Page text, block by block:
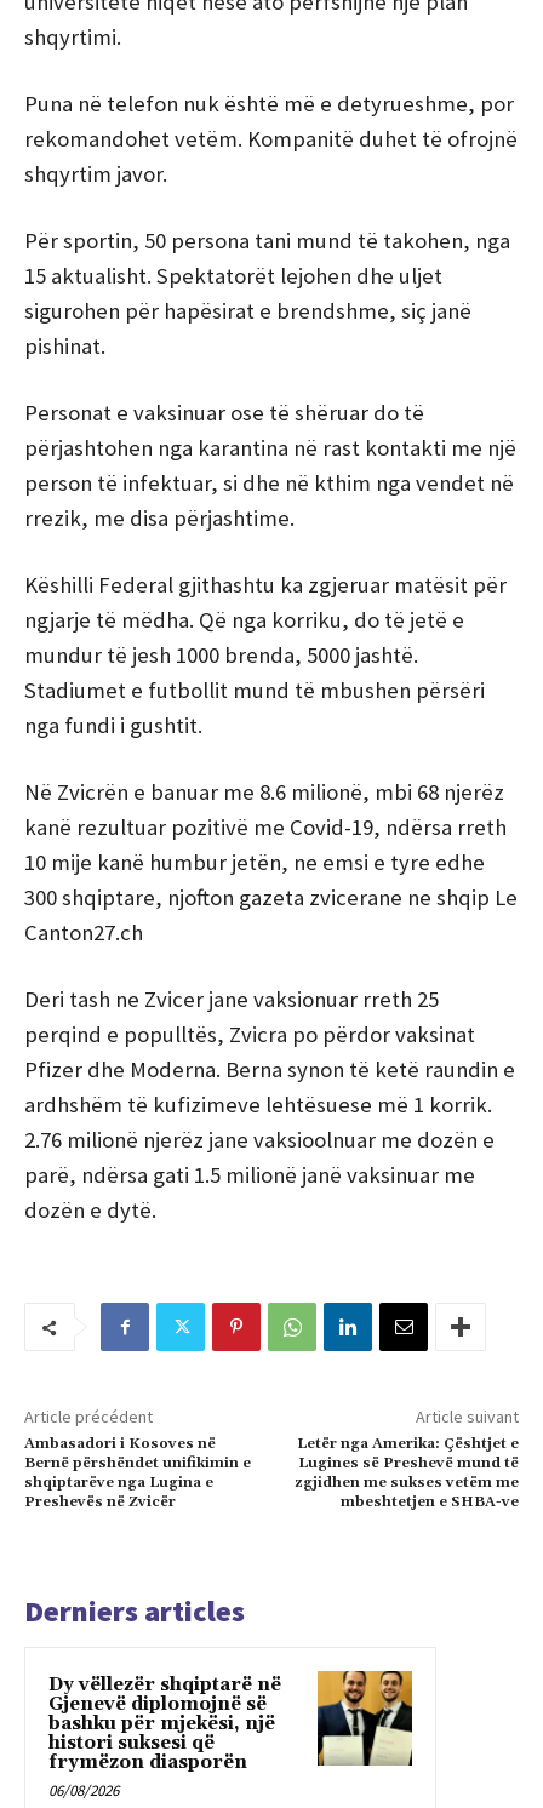
shqyrtimi.
Puna në telefon nuk është më e detyrueshme, por
rekomandohet vetëm. Kompanitë duhet të ofrojnë
shqyrtim javor.
Për sportin, 50 persona tani mund të takohen, nga
15 aktualisht. Spektatorët lejohen dhe uljet
sigurohen për hapësirat e brendshme, siç janë
pishinat.
Personat e vaksinuar ose të shëruar do të
përjashtohen nga karantina në rast kontakti me një
person të infektuar, si dhe në kthim nga vendet në
rrezik, me disa përjashtime.
Këshilli Federal gjithashtu ka zgjeruar matësit për
ngjarje të mëdha. Që nga korriku, do të jetë e
mundur të jesh 1000 brenda, 5000 jashtë.
Stadiumet e futbollit mund të mbushen përsëri
nga fundi i gushtit.
Në Zvicrën e banuar me 8.6 milionë, mbi 68 njerëz
kanë rezultuar pozitivë me Covid-19, ndërsa rreth
10 mije kanë humbur jetën, ne emsi e tyre edhe
300 shqiptare, njofton gazeta zvicerane ne shqip Le
Canton27.ch
Deri tash ne Zvicer jane vaksionuar rreth 25
perqind e populltës, Zvicra po përdor vaksinat
Pfizer dhe Moderna. Berna synon të ketë raundin e
ardhshëm të kufizimeve lehtësuese më 1 korrik.
2.76 milionë njerëz jane vaksioolnuar me dozën e
parë, ndërsa gati 1.5 milionë janë vaksinuar me
dozën e dytë.
Article précédent
Ambasadori i Kosoves në
Bernë përshëndet unifikimin e
shqiptarëve nga Lugina e
Preshevës në Zvicër
Article suivant
Letër nga Amerika: Çështjet e
Lugines së Preshevë mund të
zgjidhen me sukses vetëm me
mbeshtetjen e SHBA-ve
Derniers articles
Dy vëllezër shqiptarë në
Gjenevë diplomojnë së
bashku për mjekësi, një
histori suksesi që
frymëzon diasporën
06/08/2026